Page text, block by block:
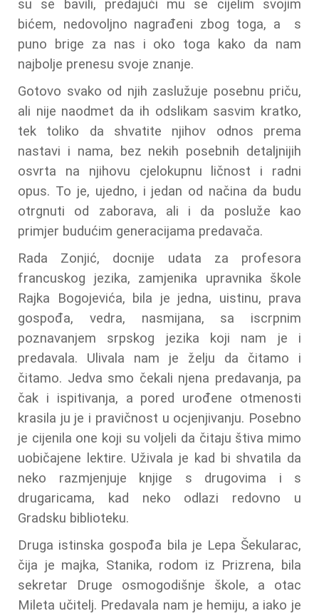
su se bavili, predajući mu se cijelim svojim
bićem, nedovoljno nagrađeni zbog toga, a s
puno brige za nas i oko toga kako da nam
najbolje prenesu svoje znanje.
Gotovo svako od njih zaslužuje posebnu priču,
ali nije naodmet da ih odslikam sasvim kratko,
tek toliko da shvatite njihov odnos prema
nastavi i nama, bez nekih posebnih detaljnijih
osvrta na njihovu cjelokupnu ličnost i radni
opus. To je, ujedno, i jedan od načina da budu
otrgnuti od zaborava, ali i da posluže kao
primjer budućim generacijama predavača.
Rada Zonjić, docnije udata za profesora
francuskog jezika, zamjenika upravnika škole
Rajka Bogojevića, bila je jedna, uistinu, prava
gospođa, vedra, nasmijana, sa iscrpnim
poznavanjem srpskog jezika koji nam je i
predavala. Ulivala nam je želju da čitamo i
čitamo. Jedva smo čekali njena predavanja, pa
čak i ispitivanja, a pored urođene otmenosti
krasila ju je i pravičnost u ocjenjivanju. Posebno
je cijenila one koji su voljeli da čitaju štiva mimo
uobičajene lektire. Uživala je kad bi shvatila da
neko razmjenjuje knjige s drugovima i s
drugaricama, kad neko odlazi redovno u
Gradsku biblioteku.
Druga istinska gospođa bila je Lepa Šekularac,
čija je majka, Stanika, rodom iz Prizrena, bila
sekretar Druge osmogodišnje škole, a otac
Mileta učitelj. Predavala nam je hemiju, a iako je